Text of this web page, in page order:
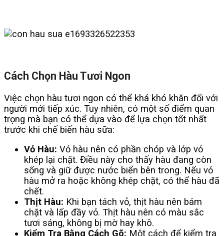
Cách Chọn Hàu Tươi Ngon
Việc chọn hàu tươi ngon có thể khá khó khăn đối với
người mới tiếp xúc. Tuy nhiên, có một số điểm quan
trọng mà bạn có thể dựa vào để lựa chọn tốt nhất
trước khi chế biến hàu sữa:
Vỏ Hàu: Vỏ hàu nên có phần chóp và lớp vỏ
khép lại chặt. Điều này cho thấy hàu đang còn
sống và giữ được nước biển bên trong. Nếu vỏ
hàu mở ra hoặc không khép chặt, có thể hàu đã
chết.
Thịt Hàu: Khi bạn tách vỏ, thịt hàu nên bám
chặt và lấp đầy vỏ. Thịt hàu nên có màu sắc
tươi sáng, không bị mờ hay khô.
Kiểm Tra Bằng Cách Gõ: Một cách để kiểm tra